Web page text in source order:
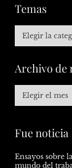
Temas
Archivo de
Fue noticia
Ensayos sobre
mundo del